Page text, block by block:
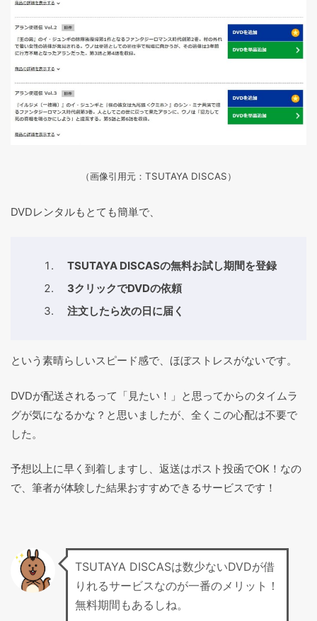
（画像引用元：TSUTAYA DISCAS）
DVDレンタルもとても簡単で、
TSUTAYA DISCASの無料お試し期間を登録
3クリックでDVDの依頼
注文したら次の日に届く
という素晴らしいスピード感で、ほぼストレスがないです。
DVDが配送されるって「見たい！」と思ってからのタイムラ
グが気になるかな？と思いましたが、全くこの心配は不要で
した。
予想以上に早く到着しますし、返送はポスト投函でOK！なの
で、筆者が体験した結果おすすめできるサービスです！
TSUTAYA DISCASは数少ないDVDが借
りれるサービスなのが一番のメリット！
無料期間もあるしね。